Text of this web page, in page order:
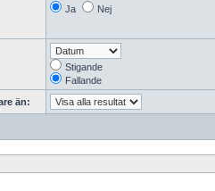
Ja Nej
Stigande
Fallande
än: